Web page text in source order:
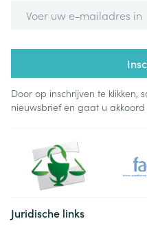
Door op inschrijven te klikken,
nieuwsbrief en gaat u
Juridische links